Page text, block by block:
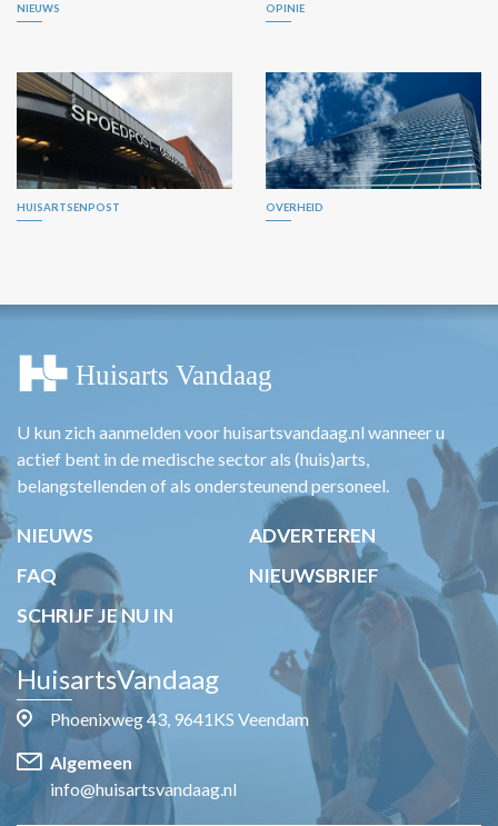
NIEUWS OPINIE
HUISARTSENPOST OVERHEID
U kun zich aanmelden voor huisartsvandaag.nl wanneer u
actief bent in de medische sector als (huis)arts,
belangstellenden of als ondersteunend personeel.
NIEUWS
ADVERTEREN
FAQ
NIEUWSBRIEF
SCHRIJF JE NU IN
HuisartsVandaag
Phoenixweg 43, 9641KS Veendam
Algemeen
info@huisartsvandaag.nl